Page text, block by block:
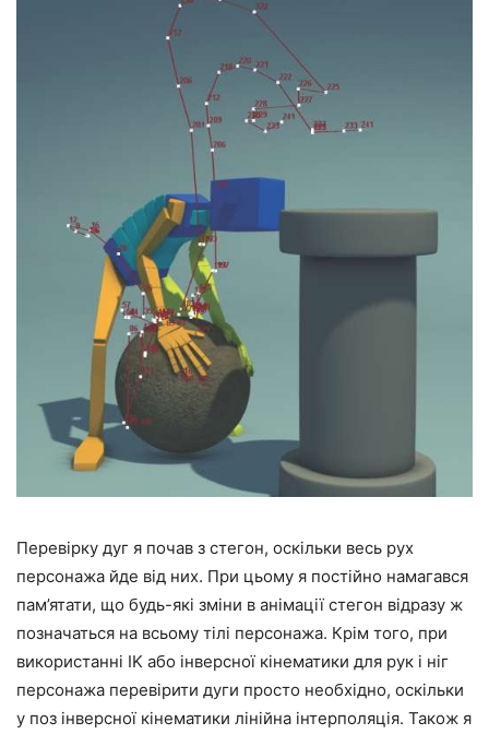
Перевірку дуг я почав з стегон, оскільки весь рух
персонажа йде від них. При цьому я постійно намагався
пам’ятати, що будь-які зміни в анімації стегон відразу ж
позначаться на всьому тілі персонажа. Крім того, при
використанні IK або інверсної кінематики для рук і ніг
персонажа перевірити дуги просто необхідно, оскільки
у поз інверсної кінематики лінійна інтерполяція. Також я